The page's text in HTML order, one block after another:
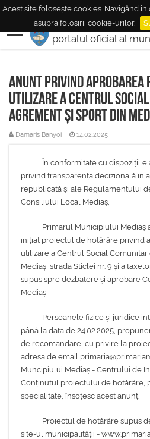
Acest site folosește cookies. Navigând
asupra folosirii cookie-urilor.
MUNICIPIUL
portalul oficial al
Anunt privind aprobarea
utilizare a Centrul Social
Agrement și Sport din
Damaris Banyoi 14.02.2025
În conformitate cu dispozițiile
privind transparența decizională în
republicată și ale Regulamentului
Consiliului Local Mediaș,
Primarul Municipiului Mediaș
inițiat proiectul de hotărâre privind
utilizare a Centrul Social
Mediaș, strada Sticlei nr. 9 și a
supus spre dezbatere și aprobare
Mediaș,
Persoanele fizice și juridice
până la data de 24.02.2025,
de recomandare, cu privire la
adresa de email
Muncipiului Mediaș - Centrului de
Conținutul proiectului de hotărâre,
specialitate, însoțesc acest anunț.
Proiectul de hotărâre supus
site-ul municipalității -